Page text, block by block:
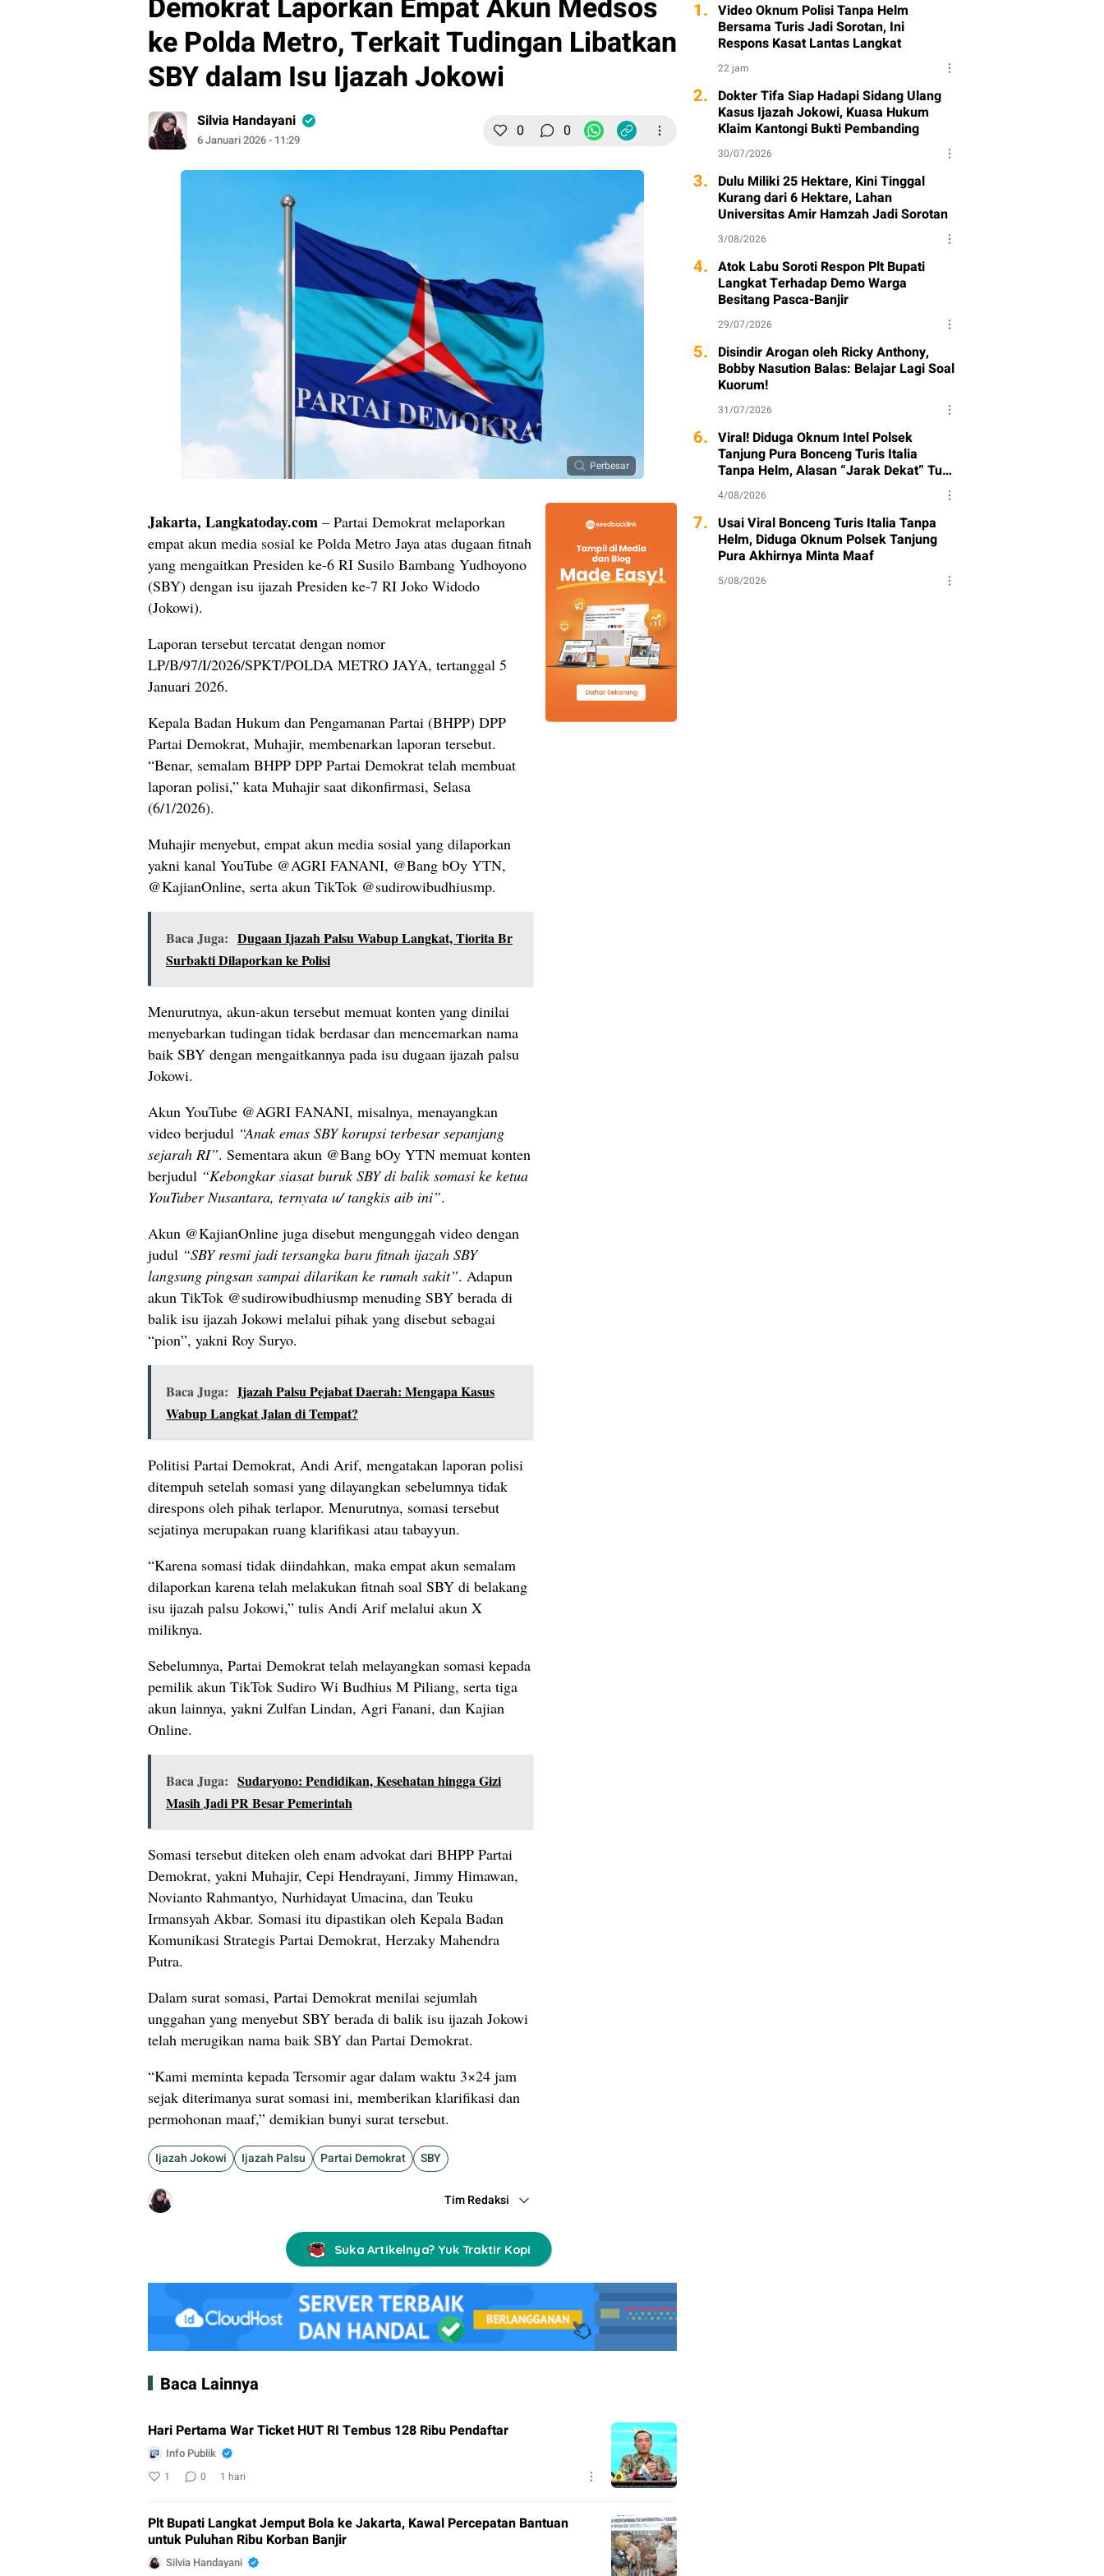
Demokrat Laporkan Empat Akun Medsos
ke Polda Metro, Terkait Tudingan Libatkan
SBY dalam Isu Ijazah Jokowi
Silvia Handayani
6 Januari 2026 - 11:29 0 0
Perbesar
Jakarta, Langkatoday.com – Partai Demokrat melaporkan
empat akun media sosial ke Polda Metro Jaya atas dugaan fitnah
yang mengaitkan Presiden ke-6 RI Susilo Bambang Yudhoyono
(SBY) dengan isu ijazah Presiden ke-7 RI Joko Widodo
(Jokowi).
Laporan tersebut tercatat dengan nomor
LP/B/97/I/2026/SPKT/POLDA METRO JAYA, tertanggal 5
Januari 2026.
Kepala Badan Hukum dan Pengamanan Partai (BHPP) DPP
Partai Demokrat, Muhajir, membenarkan laporan tersebut.
“Benar, semalam BHPP DPP Partai Demokrat telah membuat
laporan polisi,” kata Muhajir saat dikonfirmasi, Selasa
(6/1/2026).
Muhajir menyebut, empat akun media sosial yang dilaporkan
yakni kanal YouTube @AGRI FANANI, @Bang bOy YTN,
@KajianOnline, serta akun TikTok @sudirowibudhiusmp.
Baca Juga: Dugaan Ijazah Palsu Wabup Langkat, Tiorita Br
Surbakti Dilaporkan ke Polisi
Menurutnya, akun-akun tersebut memuat konten yang dinilai
menyebarkan tudingan tidak berdasar dan mencemarkan nama
baik SBY dengan mengaitkannya pada isu dugaan ijazah palsu
Jokowi.
Akun YouTube @AGRI FANANI, misalnya, menayangkan
video berjudul “Anak emas SBY korupsi terbesar sepanjang
sejarah RI”. Sementara akun @Bang bOy YTN memuat konten
berjudul “Kebongkar siasat buruk SBY di balik somasi ke ketua
YouTuber Nusantara, ternyata u/ tangkis aib ini”.
Akun @KajianOnline juga disebut mengunggah video dengan
judul “SBY resmi jadi tersangka baru fitnah ijazah SBY
langsung pingsan sampai dilarikan ke rumah sakit”. Adapun
akun TikTok @sudirowibudhiusmp menuding SBY berada di
balik isu ijazah Jokowi melalui pihak yang disebut sebagai
“pion”, yakni Roy Suryo.
Baca Juga: Ijazah Palsu Pejabat Daerah: Mengapa Kasus
Wabup Langkat Jalan di Tempat?
Politisi Partai Demokrat, Andi Arif, mengatakan laporan polisi
ditempuh setelah somasi yang dilayangkan sebelumnya tidak
direspons oleh pihak terlapor. Menurutnya, somasi tersebut
sejatinya merupakan ruang klarifikasi atau tabayyun.
“Karena somasi tidak diindahkan, maka empat akun semalam
dilaporkan karena telah melakukan fitnah soal SBY di belakang
isu ijazah palsu Jokowi,” tulis Andi Arif melalui akun X
miliknya.
Sebelumnya, Partai Demokrat telah melayangkan somasi kepada
pemilik akun TikTok Sudiro Wi Budhius M Piliang, serta tiga
akun lainnya, yakni Zulfan Lindan, Agri Fanani, dan Kajian
Online.
Baca Juga: Sudaryono: Pendidikan, Kesehatan hingga Gizi
Masih Jadi PR Besar Pemerintah
Somasi tersebut diteken oleh enam advokat dari BHPP Partai
Demokrat, yakni Muhajir, Cepi Hendrayani, Jimmy Himawan,
Novianto Rahmantyo, Nurhidayat Umacina, dan Teuku
Irmansyah Akbar. Somasi itu dipastikan oleh Kepala Badan
Komunikasi Strategis Partai Demokrat, Herzaky Mahendra
Putra.
Dalam surat somasi, Partai Demokrat menilai sejumlah
unggahan yang menyebut SBY berada di balik isu ijazah Jokowi
telah merugikan nama baik SBY dan Partai Demokrat.
“Kami meminta kepada Tersomir agar dalam waktu 3×24 jam
sejak diterimanya surat somasi ini, memberikan klarifikasi dan
permohonan maaf,” demikian bunyi surat tersebut.
Ijazah Jokowi Ijazah Palsu Partai Demokrat SBY
Tim Redaksi
Suka Artikelnya? Yuk Traktir Kopi
Baca Lainnya
Hari Pertama War Ticket HUT RI Tembus 128 Ribu Pendaftar
Info Publik
1 0 1 hari
Plt Bupati Langkat Jemput Bola ke Jakarta, Kawal Percepatan Bantuan
untuk Puluhan Ribu Korban Banjir
Silvia Handayani
1. Video Oknum Polisi Tanpa Helm
Bersama Turis Jadi Sorotan, Ini
Respons Kasat Lantas Langkat
22 jam
2. Dokter Tifa Siap Hadapi Sidang Ulang
Kasus Ijazah Jokowi, Kuasa Hukum
Klaim Kantongi Bukti Pembanding
30/07/2026
3. Dulu Miliki 25 Hektare, Kini Tinggal
Kurang dari 6 Hektare, Lahan
Universitas Amir Hamzah Jadi Sorotan
3/08/2026
4. Atok Labu Soroti Respon Plt Bupati
Langkat Terhadap Demo Warga
Besitang Pasca-Banjir
29/07/2026
5. Disindir Arogan oleh Ricky Anthony,
Bobby Nasution Balas: Belajar Lagi Soal
Kuorum!
31/07/2026
6. Viral! Diduga Oknum Intel Polsek
Tanjung Pura Bonceng Turis Italia
Tanpa Helm, Alasan “Jarak Dekat” Tuai
Sorotan
4/08/2026
7. Usai Viral Bonceng Turis Italia Tanpa
Helm, Diduga Oknum Polsek Tanjung
Pura Akhirnya Minta Maaf
5/08/2026